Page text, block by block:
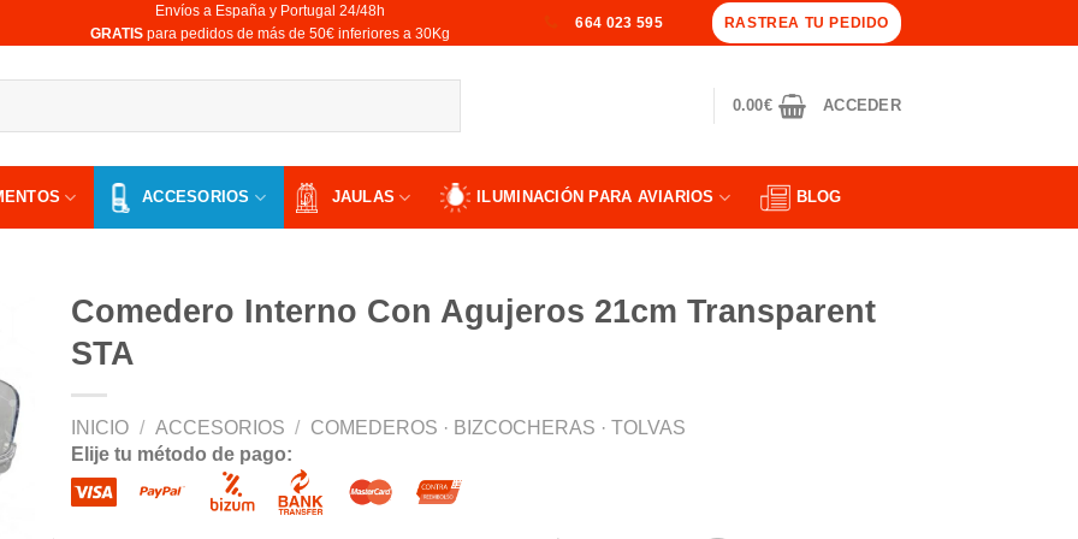
Envíos a España y Portugal 24/48h
​GRATISpara pedidos de más de 50€ inferiores a 30Kg
664 023 595 RASTREA TU PEDIDO
0.00€ ACCEDER
ACCESORIOS JAULAS ILUMINACIÓN PARA AVIARIOS BLOG
Comedero Interno Con Agujeros 21cm Transparent
STA
INICIO / ACCESORIOS / COMEDEROS · BIZCOCHERAS · TOLVAS
Elije tu método de pago: